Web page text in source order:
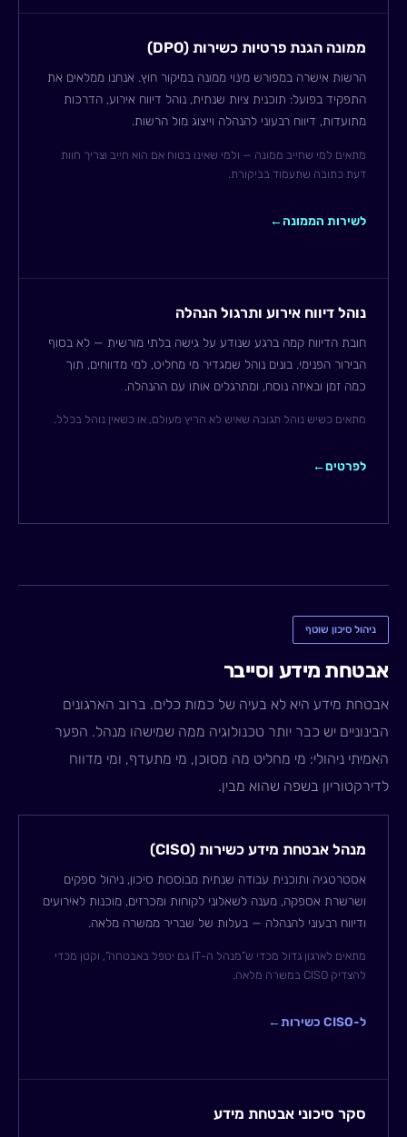
ממונה הגנת פרטיות כשירות (DPO)
הרשות אישרה במפורש מינוי ממונה במיקור חוץ. אנחנו ממלאים את
התפקיד בפועל: תוכנית ציות שנתית, נוהל דיווח אירוע, הדרכות
מתועדות, דיווח רבעוני להנהלה וייצוג מול הרשות.
מתאים למי שחייב ממונה — ולמי שאינו בטוח אם הוא חייב וצריך חוות
דעת כתובה שתעמוד בביקורת.
לשירות הממונה←
נוהל דיווח אירוע ותרגול הנהלה
חובת הדיווח קמה ברגע שנודע על גישה בלתי מורשית — לא בסוף
הבירור הפנימי. בונים נוהל שמגדיר מי מחליט, למי מדווחים, תוך
כמה זמן ובאיזה נוסח, ומתרגלים אותו עם ההנהלה.
מתאים כשיש נוהל תגובה שאיש לא הריץ מעולם, או כשאין נוהל בכלל.
לפרטים←
ניהול סיכון שוטף
אבטחת מידע וסייבר
אבטחת מידע היא לא בעיה של כמות כלים. ברוב הארגונים
הבינוניים יש כבר יותר טכנולוגיה ממה שמישהו מנהל. הפער
האמיתי ניהולי: מי מחליט מה מסוכן, מי מתעדף, ומי מדווח
לדירקטוריון בשפה שהוא מבין.
מנהל אבטחת מידע כשירות (CISO)
אסטרטגיה ותוכנית עבודה שנתית מבוססת סיכון, ניהול ספקים
ושרשרת אספקה, מענה לשאלוני לקוחות ומכרזים, מוכנות לאירועים
ודיווח רבעוני להנהלה — בעלות של שבריר ממשרה מלאה.
מתאים לארגון גדול מכדי ש”מנהל ה-IT גם יטפל באבטחה”, וקטן מכדי
להצדיק CISO במשרה מלאה.
ל-CISO כשירות ←
סקר סיכוני אבטחת מידע